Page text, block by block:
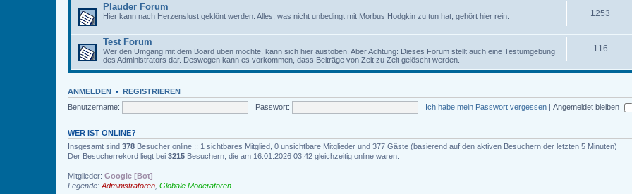
Plauder Forum
Hier kann nach Herzenslust geklönt werden. Alles, was nicht unbedingt mit Morbus Hodgkin zu tun hat, gehört hier rein. 1253
Test Forum
Wer den Umgang mit dem Board üben möchte, kann sich hier austoben. Aber Achtung: Dieses Forum stellt auch eine Testumgebung
des Administrators dar. Deswegen kann es vorkommen, dass Beiträge von Zeit zu Zeit gelöscht werden.
116
ANMELDEN • REGISTRIEREN
Benutzername:
Passwort: Ich habe mein Passwort vergessen | Angemeldet bleiben
WER IST ONLINE?
Insgesamt sind 378 Besucher online :: 1 sichtbares Mitglied, 0 unsichtbare Mitglieder und 377 Gäste (basierend auf den aktiven Besuchern der letzten 5 Minuten)
Der Besucherrekord liegt bei 3215 Besuchern, die am 16.01.2026 03:42 gleichzeitig online waren.
Mitglieder: Google [Bot]
Legende: Administratoren Globale Moderatoren